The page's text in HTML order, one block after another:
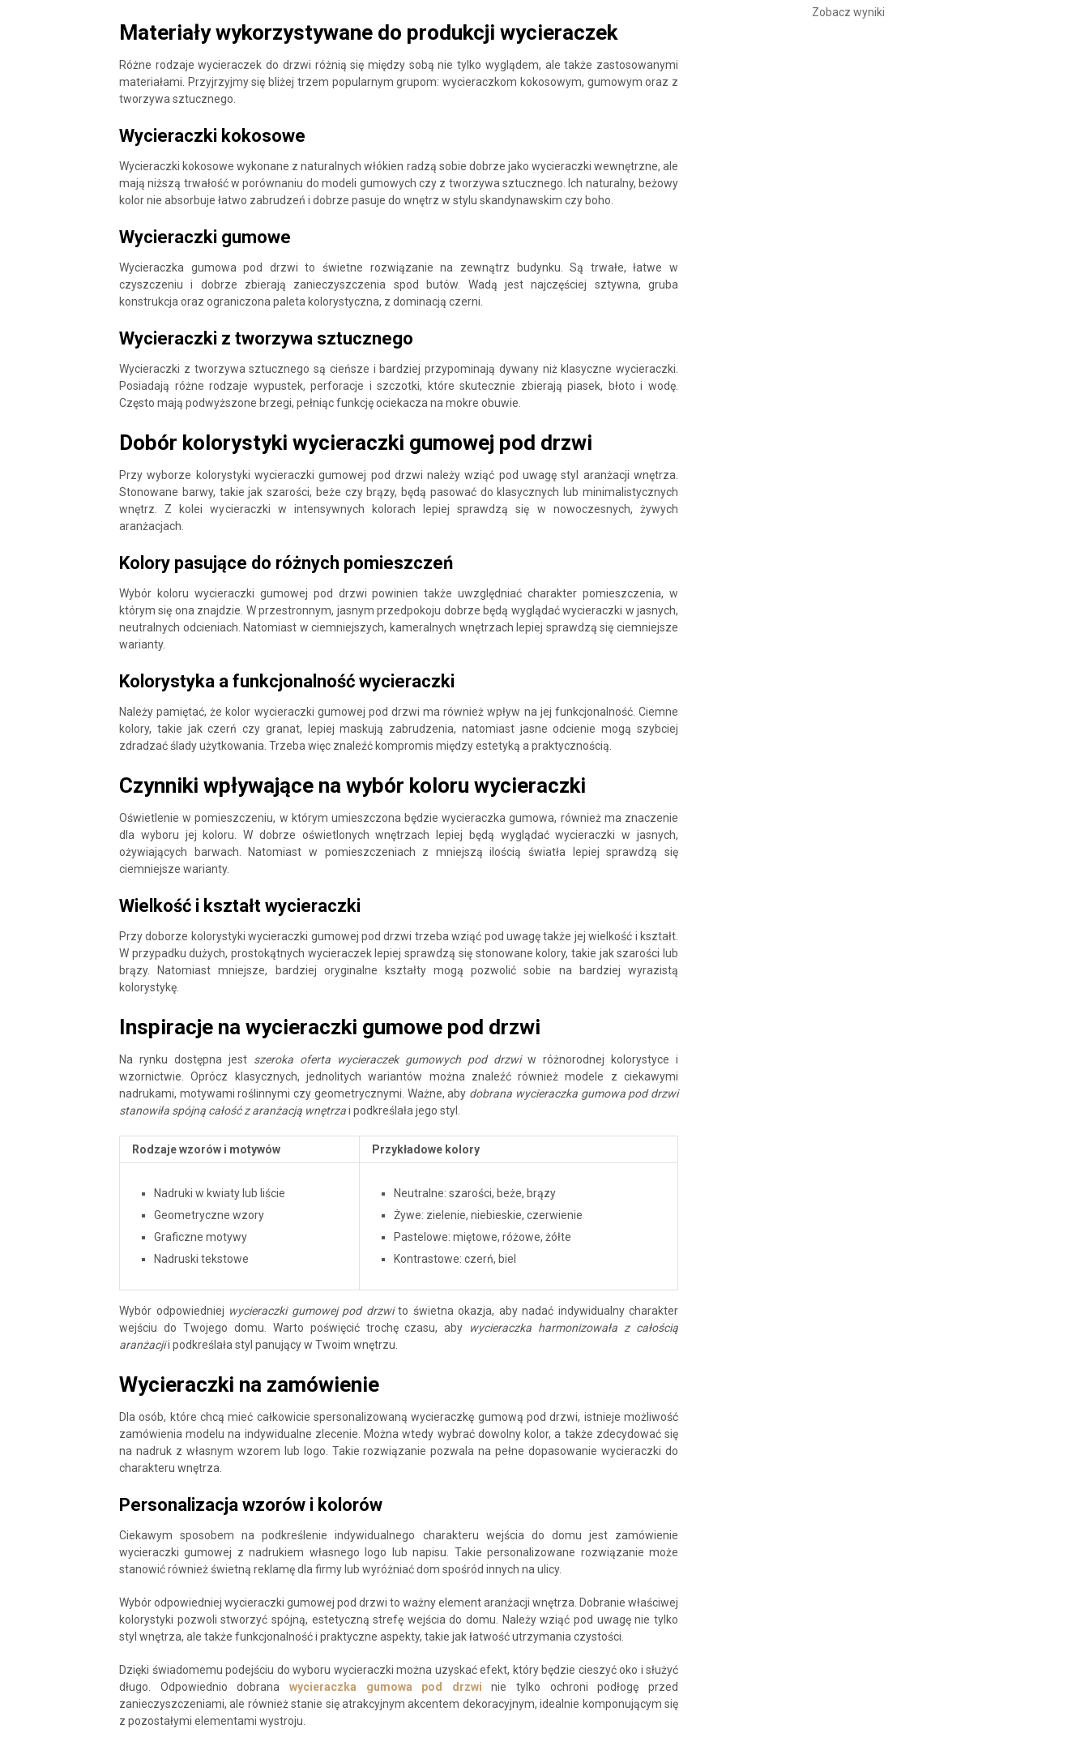
Materiały wykorzystywane do produkcji wycieraczek
Różne rodzaje wycieraczek do drzwi różnią się między sobą nie tylko wyglądem, ale także zastosowanymi
materiałami. Przyjrzyjmy się bliżej trzem popularnym grupom: wycieraczkom kokosowym, gumowym oraz z
tworzywa sztucznego.
Wycieraczki kokosowe
Wycieraczki kokosowe wykonane z naturalnych włókien radzą sobie dobrze jako wycieraczki wewnętrzne, ale
mają niższą trwałość w porównaniu do modeli gumowych czy z tworzywa sztucznego. Ich naturalny, beżowy
kolor nie absorbuje łatwo zabrudzeń i dobrze pasuje do wnętrz w stylu skandynawskim czy boho.
Wycieraczki gumowe
Wycieraczka gumowa pod drzwi to świetne rozwiązanie na zewnątrz budynku. Są trwałe, łatwe w
czyszczeniu i dobrze zbierają zanieczyszczenia spod butów. Wadą jest najczęściej sztywna, gruba
konstrukcja oraz ograniczona paleta kolorystyczna, z dominacją czerni.
Wycieraczki z tworzywa sztucznego
Wycieraczki z tworzywa sztucznego są cieńsze i bardziej przypominają dywany niż klasyczne wycieraczki.
Posiadają różne rodzaje wypustek, perforacje i szczotki, które skutecznie zbierają piasek, błoto i wodę.
Często mają podwyższone brzegi, pełniąc funkcję ociekacza na mokre obuwie.
Dobór kolorystyki wycieraczki gumowej pod drzwi
Przy wyborze kolorystyki wycieraczki gumowej pod drzwi należy wziąć pod uwagę styl aranżacji wnętrza.
Stonowane barwy, takie jak szarości, beże czy brązy, będą pasować do klasycznych lub minimalistycznych
wnętrz. Z kolei wycieraczki w intensywnych kolorach lepiej sprawdzą się w nowoczesnych, żywych
aranżacjach.
Kolory pasujące do różnych pomieszczeń
Wybór koloru wycieraczki gumowej pod drzwi powinien także uwzględniać charakter pomieszczenia, w
którym się ona znajdzie. W przestronnym, jasnym przedpokoju dobrze będą wyglądać wycieraczki w jasnych,
neutralnych odcieniach. Natomiast w ciemniejszych, kameralnych wnętrzach lepiej sprawdzą się ciemniejsze
warianty.
Kolorystyka a funkcjonalność wycieraczki
Należy pamiętać, że kolor wycieraczki gumowej pod drzwi ma również wpływ na jej funkcjonalność. Ciemne
kolory, takie jak czerń czy granat, lepiej maskują zabrudzenia, natomiast jasne odcienie mogą szybciej
zdradzać ślady użytkowania. Trzeba więc znaleźć kompromis między estetyką a praktycznością.
Czynniki wpływające na wybór koloru wycieraczki
Oświetlenie w pomieszczeniu, w którym umieszczona będzie wycieraczka gumowa, również ma znaczenie
dla wyboru jej koloru. W dobrze oświetlonych wnętrzach lepiej będą wyglądać wycieraczki w jasnych,
ożywiających barwach. Natomiast w pomieszczeniach z mniejszą ilością światła lepiej sprawdzą się
ciemniejsze warianty.
Wielkość i kształt wycieraczki
Przy doborze kolorystyki wycieraczki gumowej pod drzwi trzeba wziąć pod uwagę także jej wielkość i kształt.
W przypadku dużych, prostokątnych wycieraczek lepiej sprawdzą się stonowane kolory, takie jak szarości lub
brązy. Natomiast mniejsze, bardziej oryginalne kształty mogą pozwolić sobie na bardziej wyrazistą
kolorystykę.
Inspiracje na wycieraczki gumowe pod drzwi
Na rynku dostępna jest szeroka oferta wycieraczek gumowych pod drzwiw różnorodnej kolorystyce i
wzornictwie. Oprócz klasycznych, jednolitych wariantów można znaleźć również modele z ciekawymi
nadrukami, motywami roślinnymi czy geometrycznymi. Ważne, aby dobrana wycieraczka gumowa pod drzwi
stanowiła spójną całość z aranżacją wnętrzai podkreślała jego styl.
Rodzaje wzorów i motywów Przykładowe kolory
Nadruki w kwiaty lub liście
Geometryczne wzory
Graficzne motywy
Nadruski tekstowe
Neutralne: szarości, beże, brązy
Żywe: zielenie, niebieskie, czerwienie
Pastelowe: miętowe, różowe, żółte
Kontrastowe: czerń, biel
Wybór odpowiedniej wycieraczki gumowej pod drzwito świetna okazja, aby nadać indywidualny charakter
wejściu do Twojego domu. Warto poświęcić trochę czasu, aby
wycieraczka harmonizowała z całością
aranżacjii podkreślała styl panujący w Twoim wnętrzu.
Wycieraczki na zamówienie
Dla osób, które chcą mieć całkowicie spersonalizowaną wycieraczkę gumową pod drzwi, istnieje możliwość
zamówienia modelu na indywidualne zlecenie. Można wtedy wybrać dowolny kolor, a także zdecydować się
na nadruk z własnym wzorem lub logo. Takie rozwiązanie pozwala na pełne dopasowanie wycieraczki do
charakteru wnętrza.
Personalizacja wzorów i kolorów
Ciekawym sposobem na podkreślenie indywidualnego charakteru wejścia do domu jest zamówienie
wycieraczki gumowej z nadrukiem własnego logo lub napisu. Takie personalizowane rozwiązanie może
stanowić również świetną reklamę dla firmy lub wyróżniać dom spośród innych na ulicy.
Wybór odpowiedniej wycieraczki gumowej pod drzwi to ważny element aranżacji wnętrza. Dobranie właściwej
kolorystyki pozwoli stworzyć spójną, estetyczną strefę wejścia do domu. Należy wziąć pod uwagę nie tylko
styl wnętrza, ale także funkcjonalność i praktyczne aspekty, takie jak łatwość utrzymania czystości.
Dzięki świadomemu podejściu do wyboru wycieraczki można uzyskać efekt, który będzie cieszyć oko i służyć
długo. Odpowiednio dobrana wycieraczka gumowa pod drzwi
nie tylko ochroni podłogę przed
zanieczyszczeniami, ale również stanie się atrakcyjnym akcentem dekoracyjnym, idealnie komponującym się
z pozostałymi elementami wystroju.
Zobacz wyniki